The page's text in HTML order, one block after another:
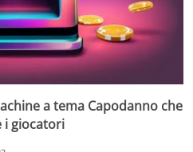
a tema Capodanno che
i giocatori